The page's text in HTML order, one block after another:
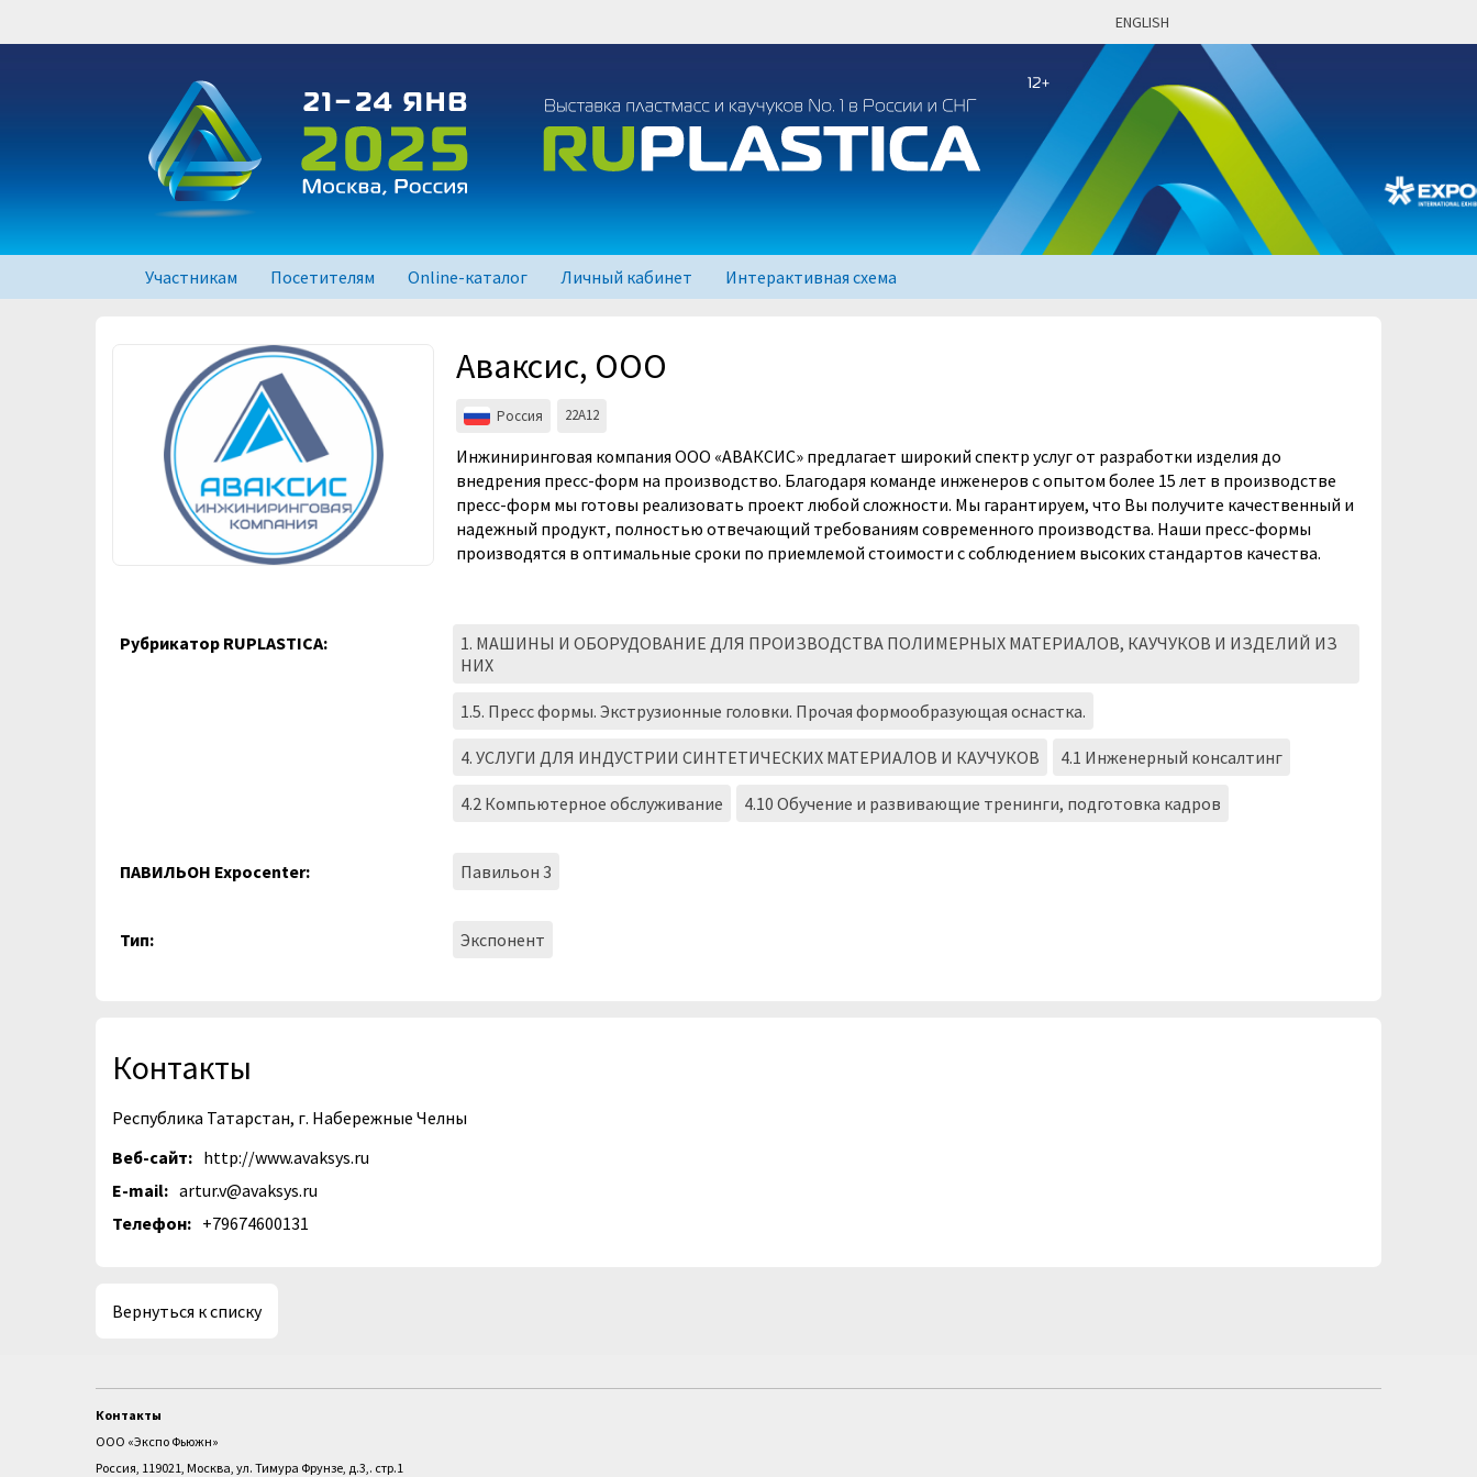
ENGLISH
Участникам Посетителям
Online-каталог
RUPLASTICA 2025
RUPLASTICA 2023
Личный кабинет Интерактивная схема
Аваксис, ООО
Россия 22A12
Инжиниринговая компания ООО «АВАКСИС» предлагает широкий спектр услуг от разработки изделия до
внедрения пресс-форм на производство. Благодаря команде инженеров с опытом более 15 лет в производстве
пресс-форм мы готовы реализовать проект любой сложности. Мы гарантируем, что Вы получите качественный и
надежный продукт, полностью отвечающий требованиям современного производства. Наши пресс-формы
производятся в оптимальные сроки по приемлемой стоимости с соблюдением высоких стандартов качества.
Рубрикатор RUPLASTICA:
1. МАШИНЫ И ОБОРУДОВАНИЕ ДЛЯ ПРОИЗВОДСТВА ПОЛИМЕРНЫХ МАТЕРИАЛОВ, КАУЧУКОВ И ИЗДЕЛИЙ ИЗ
НИХ
1.5. Пресс формы. Экструзионные головки. Прочая формообразующая оснастка.
4. УСЛУГИ ДЛЯ ИНДУСТРИИ СИНТЕТИЧЕСКИХ МАТЕРИАЛОВ И КАУЧУКОВ 4.1 Инженерный консалтинг
4.2 Компьютерное обслуживание 4.10 Обучение и развивающие тренинги, подготовка кадров
ПАВИЛЬОН Expocenter: Павильон 3
Тип: Экспонент
Контакты
Республика Татарстан, г. Набережные Челны
Веб-сайт: http://www.avaksys.ru
E-mail: artur.v@avaksys.ru
Телефон: +79674600131
Вернуться к списку
Контакты
ООО «Экспо Фьюжн»
Россия, 119021, Москва, ул. Тимура Фрунзе, д.3,. стр.1